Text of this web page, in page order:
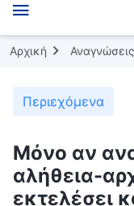
Αρχική Αναγνώσεις
Περιεχόμενα
Μόνο αν
αλήθεια-
εκτελέσει